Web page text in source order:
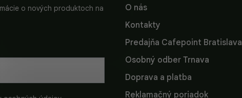
o nových produktoch na
O nás
Kontakty
Predajňa Cafepoint Bratislava
Osobný odber Trnava
Doprava a platba
Reklamačný poriadok